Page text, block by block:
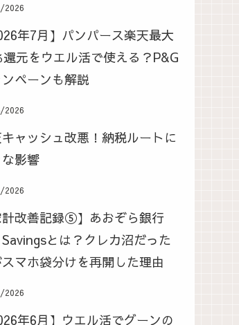
2026
年7月】パンパース楽天最大
還元をウエル活で使える？P&G
ペーンも解説
2026
ャッシュ改悪！納税ルートに
影響
2026
計改善記録⑤】あおぞら銀行
とは？クレカ沼だった
マホ袋分けを再開した理由
2026
年6月】ウエル活でグーンの